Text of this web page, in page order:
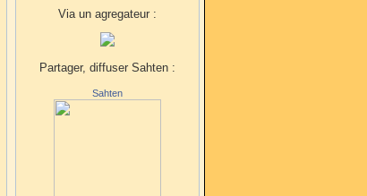
Via un agregateur :
Partager, diffuser Sahten :
Sahten